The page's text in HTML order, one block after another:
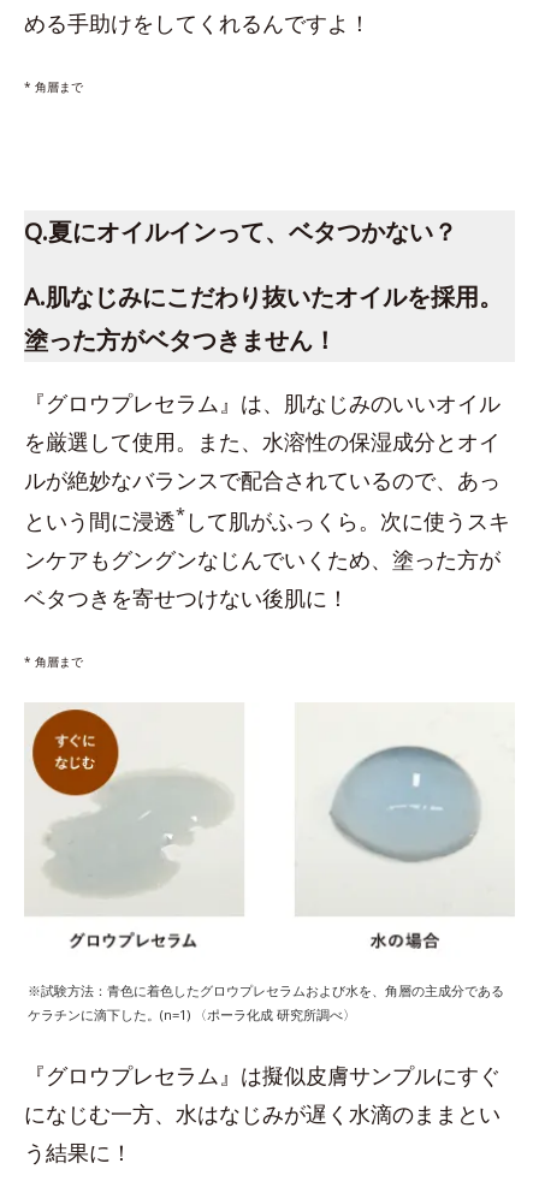
める手助けをしてくれるんですよ！
* 角層まで
Q.夏にオイルインって、ベタつかない？
A.肌なじみにこだわり抜いたオイルを採用。
塗った方がベタつきません！
『グロウプレセラム』は、肌なじみのいいオイル
を厳選して使用。また、水溶性の保湿成分とオイ
ルが絶妙なバランスで配合されているので、あっ
という間に浸透* して肌がふっくら。次に使うスキ
ンケアもグングンなじんでいくため、塗った方が
ベタつきを寄せつけない後肌に！
* 角層まで
※試験方法：青色に着色したグロウプレセラムおよび水を、角層の主成分である
ケラチンに滴下した。(n=1) 〈ポーラ化成 研究所調べ〉
『グロウプレセラム』は擬似皮膚サンプルにすぐ
になじむ一方、水はなじみが遅く水滴のままとい
う結果に！